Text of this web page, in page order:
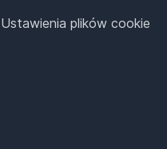
Ustawienia plików cookie